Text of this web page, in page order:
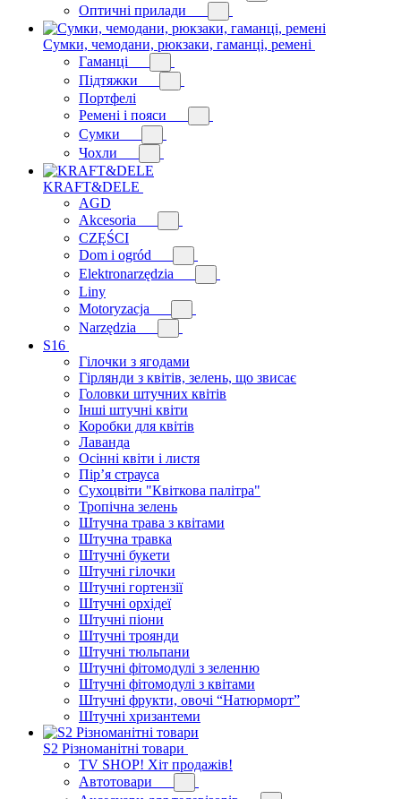
Оптичні прилади
Сумки, чемодани, рюкзаки, гаманці, ремені
Гаманці
Підтяжки
Портфелі
Ремені і пояси
Сумки
Чохли
KRAFT&DELE
AGD
Akcesoria
CZĘŚCI
Dom i ogród
Elektronarzędzia
Liny
Motoryzacja
Narzędzia
S16
Гілочки з ягодами
Гірлянди з квітів, зелень, що звисає
Головки штучних квітів
Інші штучні квіти
Коробки для квітів
Лаванда
Осінні квіти і листя
Пір’я страуса
Сухоцвіти "Квіткова палітра"
Тропічна зелень
Штучна трава з квітами
Штучна травка
Штучні букети
Штучні гілочки
Штучні гортензії
Штучні орхідеї
Штучні піони
Штучні троянди
Штучні тюльпани
Штучні фітомодулі з зеленню
Штучні фітомодулі з квітами
Штучні фрукти, овочі “Натюрморт”
Штучні хризантеми
S2 Різноманітні товари
TV SHOP! Хіт продажів!
Автотовари